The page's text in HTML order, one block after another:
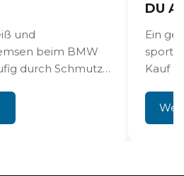
und
beim BMW
durch Schmutz
DU
Ein
Kauf